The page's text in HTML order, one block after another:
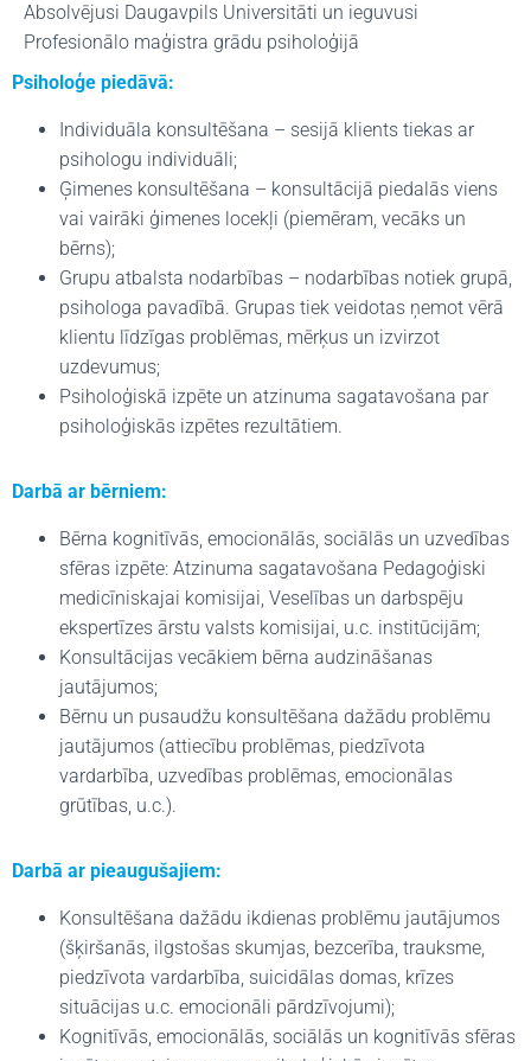
Absolvējusi Daugavpils Universitāti un ieguvusi
Profesionālo maģistra grādu psiholoģijā
Psiholoģe piedāvā:
Individuāla konsultēšana – sesijā klients tiekas ar
psihologu individuāli;
Ģimenes konsultēšana – konsultācijā piedalās viens
vai vairāki ģimenes locekļi (piemēram, vecāks un
bērns);
Grupu atbalsta nodarbības – nodarbības notiek grupā,
psihologa pavadībā. Grupas tiek veidotas ņemot vērā
klientu līdzīgas problēmas, mērķus un izvirzot
uzdevumus;
Psiholoģiskā izpēte un atzinuma sagatavošana par
psiholoģiskās izpētes rezultātiem.
Darbā ar bērniem:
Bērna kognitīvās, emocionālās, sociālās un uzvedības
sfēras izpēte: Atzinuma sagatavošana Pedagoģiski
medicīniskajai komisijai, Veselības un darbspēju
ekspertīzes ārstu valsts komisijai, u.c. institūcijām;
Konsultācijas vecākiem bērna audzināšanas
jautājumos;
Bērnu un pusaudžu konsultēšana dažādu problēmu
jautājumos (attiecību problēmas, piedzīvota
vardarbība, uzvedības problēmas, emocionālas
grūtības, u.c.).
Darbā ar pieaugušajiem:
Konsultēšana dažādu ikdienas problēmu jautājumos
(šķiršanās, ilgstošas skumjas, bezcerība, trauksme,
piedzīvota vardarbība, suicidālas domas, krīzes
situācijas u.c. emocionāli pārdzīvojumi);
Kognitīvās, emocionālās, sociālās un kognitīvās sfēras